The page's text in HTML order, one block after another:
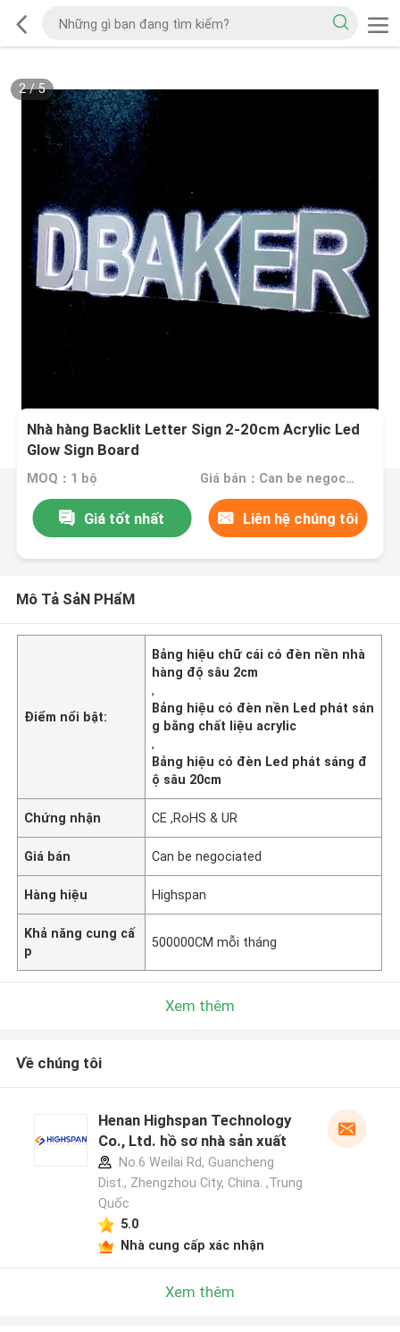
2/5
Nhà hàng Backlit Letter Sign 2-20cm Acrylic Led
Glow Sign Board
MOQ：1 bộ Giá bán：Can be negociated
Giá tốt nhất Liên hệ chúng tôi
Mô Tả SảN PHẩM
Điểm nổi bật:
Bảng hiệu chữ cái có đèn nền nhà
hàng độ sâu 2cm
,
Bảng hiệu có đèn nền Led phát sán
g bằng chất liệu acrylic
,
Bảng hiệu có đèn Led phát sáng đ
ộ sâu 20cm
Chứng nhận CE ,RoHS & UR
Giá bán Can be negociated
Hàng hiệu Highspan
Khả năng cung cấ
p
500000CM mỗi tháng
Xem thêm
Về chúng tôi
Henan Highspan Technology
Co., Ltd. hồ sơ nhà sản xuất
No.6 Weilai Rd, Guancheng
Dist., Zhengzhou City, China. ,Trung
Quốc
5.0
Nhà cung cấp xác nhận
Xem thêm